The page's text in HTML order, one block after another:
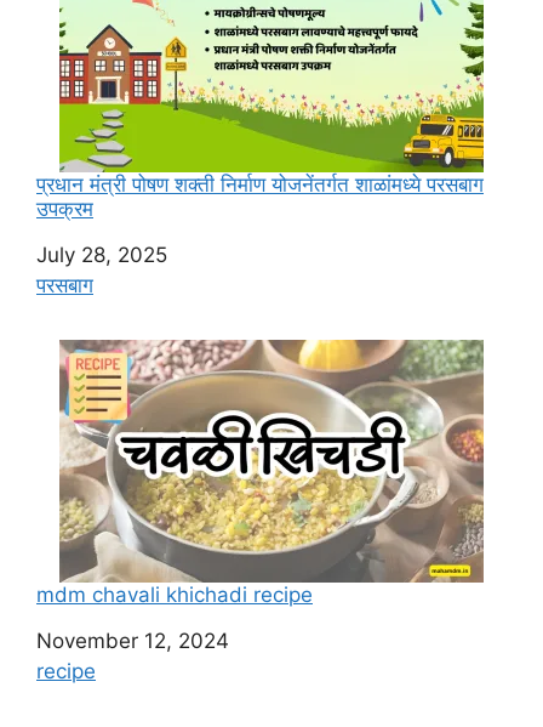
प्रधान मंत्री पोषण शक्ती निर्माण योजनेंतर्गत शाळांमध्ये परसबाग
उपक्रम
Date
July 28, 2025
In relation to
परसबाग
mdm chavali khichadi recipe
Date
November 12, 2024
In relation to
recipe